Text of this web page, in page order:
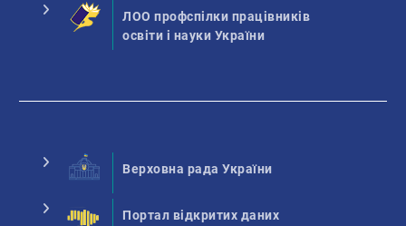
ЛОО профспілки працівників
освіти і науки України
Верховна рада України
Портал відкритих даних